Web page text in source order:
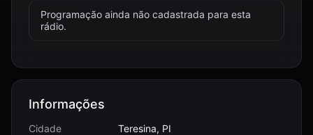
Programação ainda não cadastrada para esta
rádio.
Informações
Cidade
Teresina, PI